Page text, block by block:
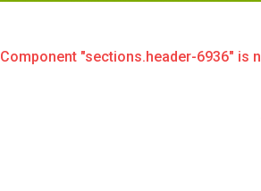
Component "sections.header-6936" is